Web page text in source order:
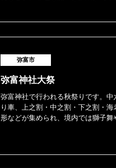
弥富市
弥富神社大祭
弥富神社で行われる秋祭りです。
り車、上之割・中之割・下之割・
形などが集められ、境内では獅子舞